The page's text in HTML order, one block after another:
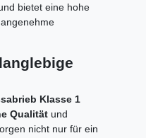
bietet eine hohe
Klasse 1
Qualität und
nicht nur für ein